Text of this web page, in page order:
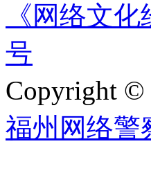
《网络文
号
Copyright ©
福州网络警